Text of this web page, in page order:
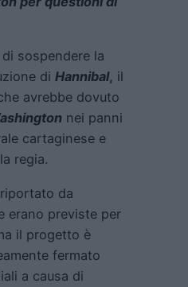
sospendere la
di Hannibal, il
avrebbe dovuto
nei panni
cartaginese e
regia.
da
erano previste per
il progetto è
fermato
a causa di